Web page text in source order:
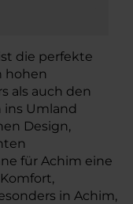
die perfekte
hohen
als auch den
ins Umland
Design,
für Achim eine
in Achim,